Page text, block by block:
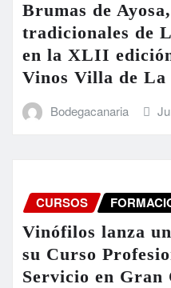
Brumas de
tradicionales de
en la XLII
Vinos Villa de La
Bodegacanaria
CURSOS
Vinófilos lanza
su Curso
Servicio en Gran